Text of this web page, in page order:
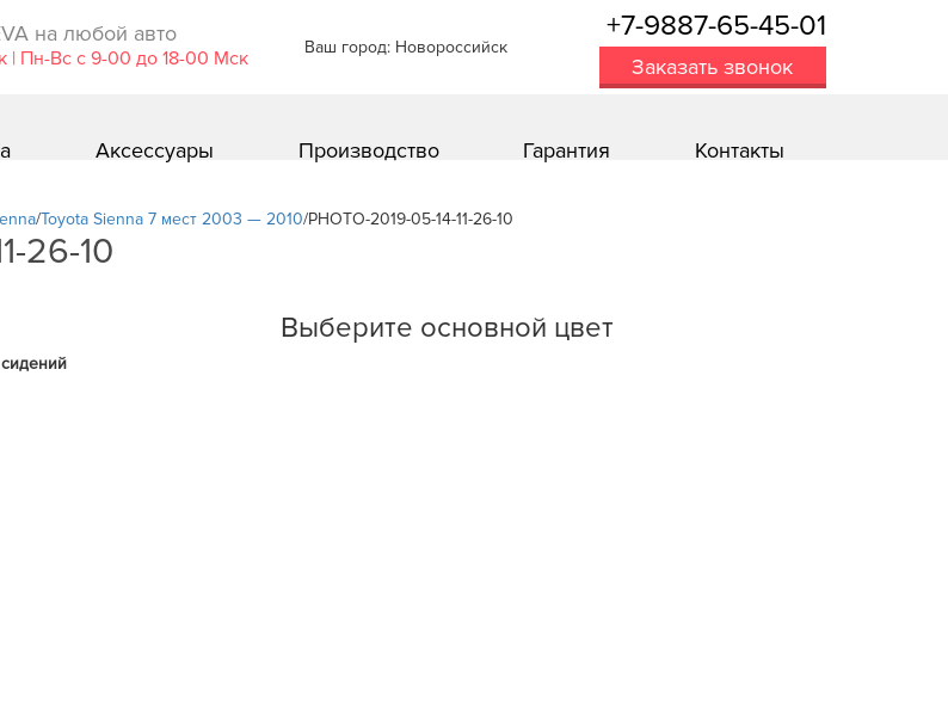
​на любой авто
| Пн-Вс с 9-00 до 18-00 Мск Ваш город: Новороссийск
+7-9887-65-45-01
Заказать звонок
Аксессуары Производство Гарантия Контакты
/Toyota Sienna 7 мест 2003 — 2010/PHOTO-2019-05-14-11-26-10
26-10
Выберите oсновной цвет